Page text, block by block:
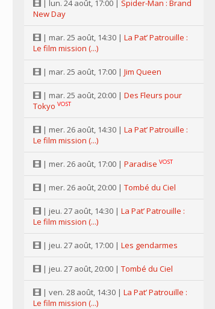
| lun. 24 août, 17:00 | Spider-Man : Brand
New Day
| mar. 25 août, 14:30 | La Pat’ Patrouille :
Le film mission (...)
| mar. 25 août, 17:00 | Jim Queen
| mar. 25 août, 20:00 | Des Fleurs pour
Tokyo VOST
| mer. 26 août, 14:30 | La Pat’ Patrouille :
Le film mission (...)
| mer. 26 août, 17:00 | Paradise VOST
| mer. 26 août, 20:00 | Tombé du Ciel
| jeu. 27 août, 14:30 | La Pat’ Patrouille :
Le film mission (...)
| jeu. 27 août, 17:00 | Les gendarmes
| jeu. 27 août, 20:00 | Tombé du Ciel
| ven. 28 août, 14:30 | La Pat’ Patrouille :
Le film mission (...)